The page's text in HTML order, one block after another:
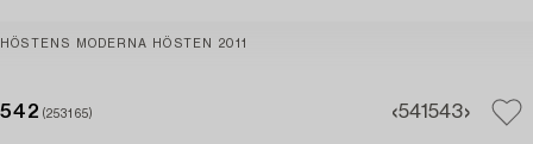
HÖSTENS MODERNA HÖSTEN 2011
542 (253165) 541543